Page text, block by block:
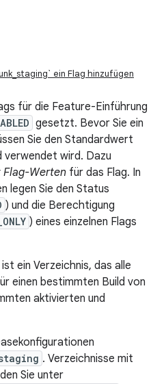
ein Flag hinzufügen
für die Feature-Einführung
gesetzt. Bevor Sie ein
Sie den Standardwert
verwendet wird. Dazu
Flag-Werten für das Flag. In
legen Sie den Status
) und die Berechtigung
) eines einzelnen Flags
ist ein Verzeichnis, das alle
einen bestimmten Build von
aktivierten und
. Verzeichnisse mit
Sie unter